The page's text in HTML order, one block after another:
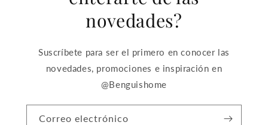
novedades?
Suscríbete para ser el primero en conocer las
novedades, promociones e inspiración en
@Benguishome
Correo electrónico